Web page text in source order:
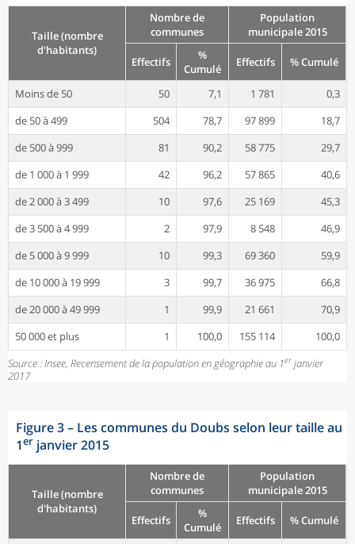
Taille (nombre
d'habitants)
Nombre de
communes
Population
municipale 2015
Effectifs
%
Cumulé
Effectifs % Cumulé
Moins de 50 50 7,1 1 781
0,3
de 50 à 499
504 78,7 97 899
18,7
de 500 à 999
81 90,2 58 775
29,7
de 1 000 à 1 999
42 96,2 57 865
40,6
de 2 000 à 3 499
10 97,6 25 169
45,3
de 3 500 à 4 999
2 97,9 8 548
46,9
de 5 000 à 9 999
10 99,3 69 360
59,9
de 10 000 à 19 999
3 99,7 36 975
66,8
de 20 000 à 49 999
1 99,9 21 661
70,9
50 000 et plus
1 100,0 155 114
100,0
Source : Insee, Recensement de la population en géographie au 1er janvier
2017
Figure 3– Les communes du Doubs selon leur taille au
1er janvier 2015
Taille (nombre
d'habitants)
Nombre de
communes
Population
municipale 2015
Effectifs
%
Cumulé
Effectifs % Cumulé